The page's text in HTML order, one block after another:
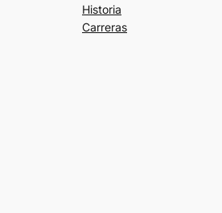
Historia
Carreras